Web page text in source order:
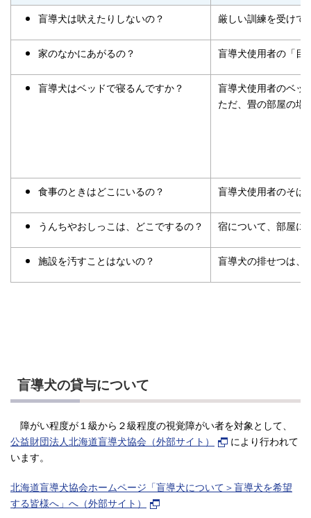
盲導犬は吠えたりしないの？ 厳しい訓練を受けて
家のなかにあがるの？ 盲導犬使用者の「目
盲導犬はベッドで寝るんですか？
盲導犬使用者のベッ
ただ、畳の部屋の場
食事のときはどこにいるの？ 盲導犬使用者のそば
うんちやおしっこは、どこでするの？ 宿について、部屋に
施設を汚すことはないの？ 盲導犬の排せつは、
盲導犬の貸与について
障がい程度が１級から２級程度の視覚障がい者を対象として、
公益財団法人北海道盲導犬協会（外部サイト）
により行われて
います。
北海道盲導犬協会ホームページ「盲導犬について＞盲導犬を希望
する皆様へ」へ（外部サイト）